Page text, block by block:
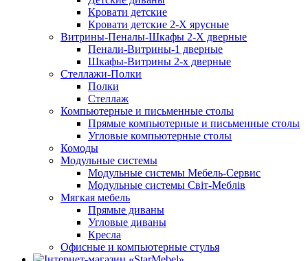
Кровати детские
Кровати детские 2-Х ярусные
Витрины-Пеналы-Шкафы 2-Х дверные
Пенали-Витрины-1 дверные
Шкафы-Витрины 2-х дверные
Стеллажи-Полки
Полки
Стеллаж
Компьютерные и письменные столы
Прямые компьютерные и письменные столы
Угловые компьютерные столы
Комоды
Модульные системы
Модульные системы Мебель-Сервис
Модульные системы Світ-Meблів
Мягкая мебель
Прямые диваны
Угловые диваны
Кресла
Офисные и компьютерные стулья